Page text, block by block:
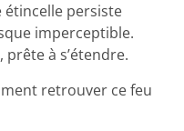
persiste
imperceptible.
prête à s’étendre.
retrouver ce feu